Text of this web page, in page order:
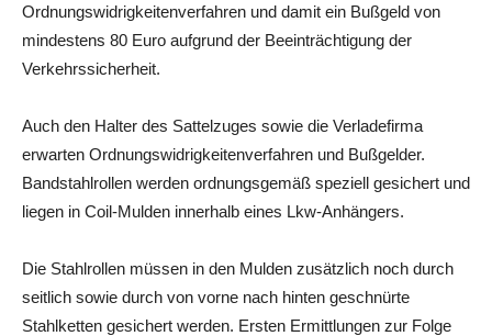
Ordnungswidrigkeitenverfahren und damit ein Bußgeld von
mindestens 80 Euro aufgrund der Beeinträchtigung der
Verkehrssicherheit.
Auch den Halter des Sattelzuges sowie die Verladefirma
erwarten Ordnungswidrigkeitenverfahren und Bußgelder.
Bandstahlrollen werden ordnungsgemäß speziell gesichert und
liegen in Coil-Mulden innerhalb eines Lkw-Anhängers.
Die Stahlrollen müssen in den Mulden zusätzlich noch durch
seitlich sowie durch von vorne nach hinten geschnürte
Stahlketten gesichert werden. Ersten Ermittlungen zur Folge